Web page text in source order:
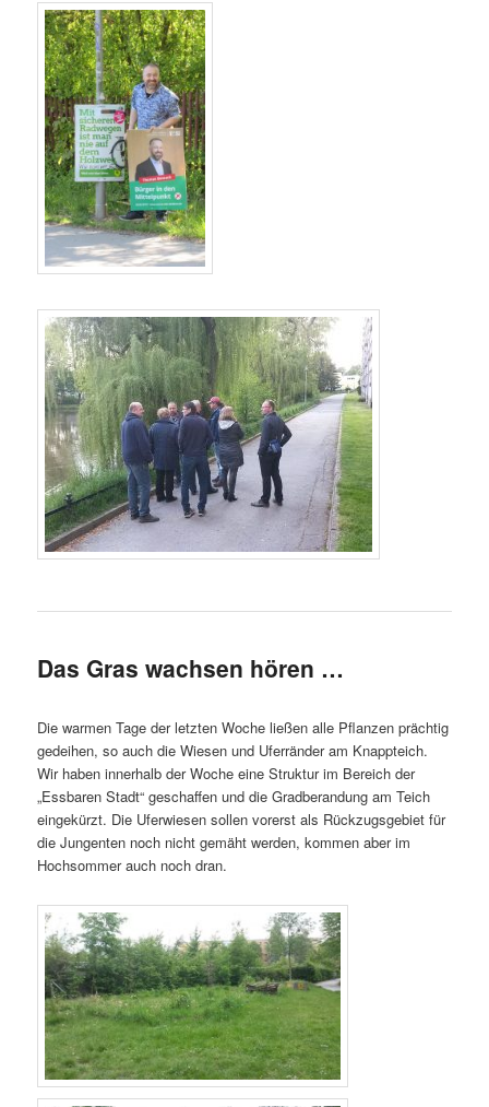
Das Gras wachsen hören …
Die warmen Tage der letzten Woche ließen alle Pflanzen prächtig
gedeihen, so auch die Wiesen und Uferränder am Knappteich.
Wir haben innerhalb der Woche eine Struktur im Bereich der
„Essbaren Stadt“ geschaffen und die Gradberandung am Teich
eingekürzt. Die Uferwiesen sollen vorerst als Rückzugsgebiet für
die Jungenten noch nicht gemäht werden, kommen aber im
Hochsommer auch noch dran.